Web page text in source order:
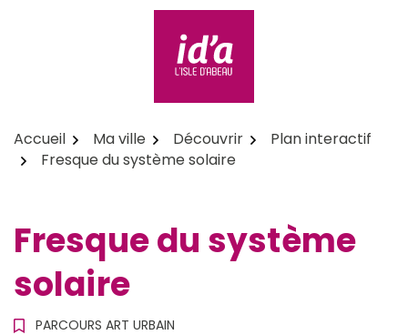
id'a L'Isle d'Abeau
Accueil Ma ville Découvrir
Plan interactif
Fresque du système solaire
Fresque du système
solaire
PARCOURS ART URBAIN